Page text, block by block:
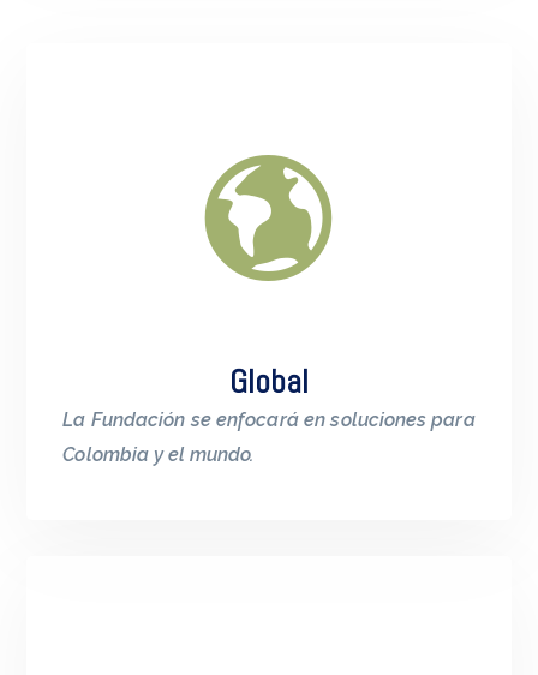
Global
La Fundación se enfocará en soluciones para
Colombia y el mundo.